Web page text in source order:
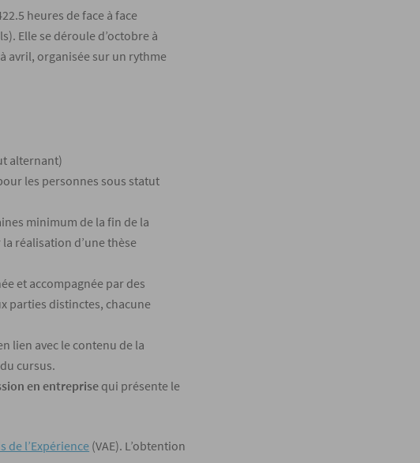
heures de face à face
Ellese déroule d’octobre à
avril, organisée sur un rythme
alternant)
les personnes sous statut
minimum de la fin de la
réalisation d’une thèse
et accompagnée par des
parties distinctes, chacune
lien avec le contenu de la
cursus.
en entreprisequi présente le
de l’Expérience (VAE). L’obtention